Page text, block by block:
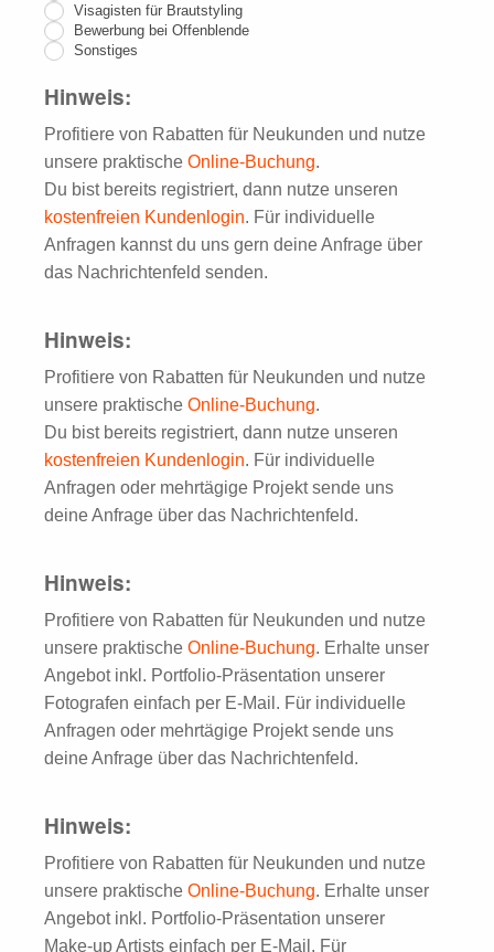
Visagisten für Brautstyling
Bewerbung bei Offenblende
Sonstiges
Hinweis:
Profitiere von Rabatten für Neukunden und nutze
unsere praktische Online-Buchung.
Du bist bereits registriert, dann nutze unseren
kostenfreien Kundenlogin. Für individuelle
Anfragen kannst du uns gern deine Anfrage über
das Nachrichtenfeld senden.
Hinweis:
Profitiere von Rabatten für Neukunden und nutze
unsere praktische Online-Buchung.
Du bist bereits registriert, dann nutze unseren
kostenfreien Kundenlogin. Für individuelle
Anfragen oder mehrtägige Projekt sende uns
deine Anfrage über das Nachrichtenfeld.
Hinweis:
Profitiere von Rabatten für Neukunden und nutze
unsere praktische Online-Buchung. Erhalte unser
Angebot inkl. Portfolio-Präsentation unserer
Fotografen einfach per E-Mail. Für individuelle
Anfragen oder mehrtägige Projekt sende uns
deine Anfrage über das Nachrichtenfeld.
Hinweis:
Profitiere von Rabatten für Neukunden und nutze
unsere praktische Online-Buchung. Erhalte unser
Angebot inkl. Portfolio-Präsentation unserer
Make-up Artists einfach per E-Mail. Für